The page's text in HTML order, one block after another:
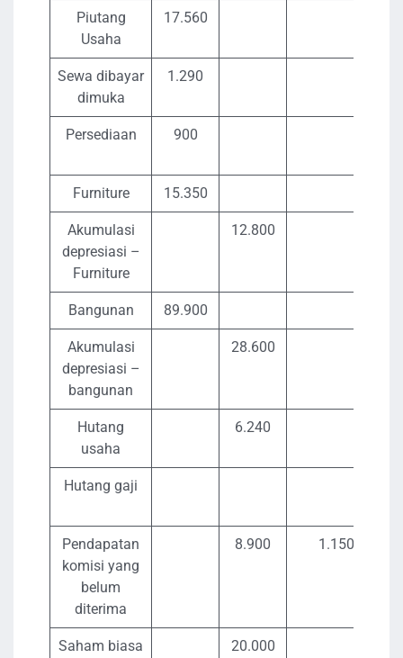
Piutang
Usaha
17.560
Sewa dibayar
dimuka
1.290
Persediaan
900
Furniture 15.350
Akumulasi
depresiasi –
Furniture
12.800
Bangunan 89.900
Akumulasi
depresiasi –
bangunan
28.600
Hutang
usaha
6.240
Hutang gaji
Pendapatan
komisi yang
belum
diterima
8.900 1.150
Saham biasa 20.000